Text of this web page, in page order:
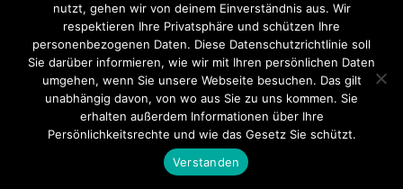
H-1 PERSON IN AUFZUG H-1 TIERRETTUNG
Startseite Einsätze Mitglied werden Über uns
Bilder
Kontakt
Theme byThink Up Themes Ltd. Powered byWordPress.
nutzt, gehen wir von deinem Einverständnis aus. Wir
respektieren Ihre Privatsphäre und schützen Ihre
personenbezogenen Daten. Diese Datenschutzrichtlinie soll
Sie darüber informieren, wie wir mit Ihren persönlichen Daten
umgehen, wenn Sie unsere Webseite besuchen. Das gilt
unabhängig davon, von wo aus Sie zu uns kommen. Sie
erhalten außerdem Informationen über Ihre
Persönlichkeitsrechte und wie das Gesetz Sie schützt.
Verstanden